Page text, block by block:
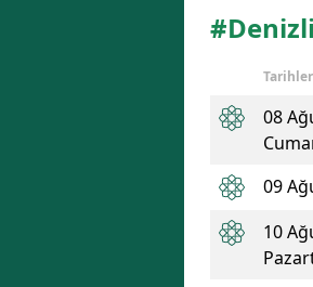
Tarihler
08
09
10